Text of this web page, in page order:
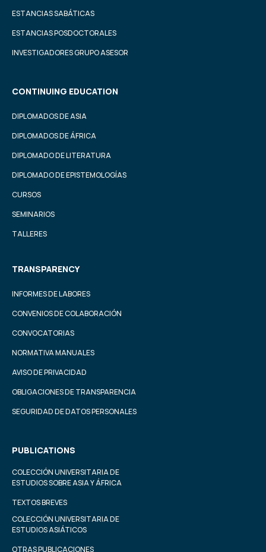
ESTANCIAS SABÁTICAS
ESTANCIAS POSDOCTORALES
INVESTIGADORES GRUPO ASESOR
CONTINUING EDUCATION
DIPLOMADOS DE ASIA
DIPLOMADOS DE ÁFRICA
DIPLOMADO DE LITERATURA
DIPLOMADO DE EPISTEMOLOGÍAS
CURSOS
SEMINARIOS
TALLERES
TRANSPARENCY
INFORMES DE LABORES
CONVENIOS DE COLABORACIÓN
CONVOCATORIAS
NORMATIVA MANUALES
AVISO DE PRIVACIDAD
OBLIGACIONES DE TRANSPARENCIA
SEGURIDAD DE DATOS PERSONALES
PUBLICATIONS
COLECCIÓN UNIVERSITARIA DE
ESTUDIOS SOBRE ASIA Y ÁFRICA
TEXTOS BREVES
COLECCIÓN UNIVERSITARIA DE
ESTUDIOS ASIÁTICOS
OTRAS PUBLICACIONES